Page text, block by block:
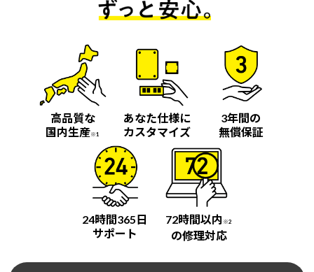
高品質な
国内生産※1
あなた仕様に
カスタマイズ
3年間の
無償保証
24時間365日
サポート
72時間以内 ※2
の修理対応